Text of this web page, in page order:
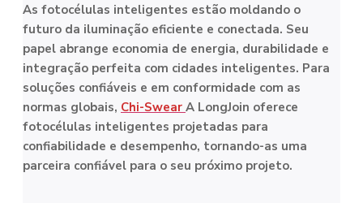
As fotocélulas inteligentes estão moldando o
futuro da iluminação eficiente e conectada. Seu
papel abrange economia de energia, durabilidade e
integração perfeita com cidades inteligentes. Para
soluções confiáveis e em conformidade com as
normas globais, Chi-Swear A LongJoin oferece
fotocélulas inteligentes projetadas para
confiabilidade e desempenho, tornando-as uma
parceira confiável para o seu próximo projeto.